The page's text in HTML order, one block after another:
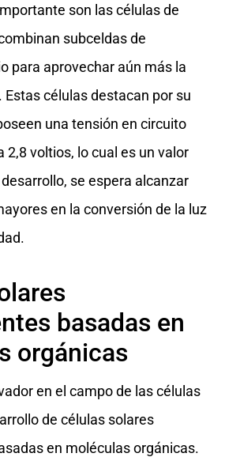
son las células de
subceldas de
para aprovechar aún más la
células destacan por su
una tensión en circuito
2,8 voltios, lo cual es un valor
se espera alcanzar
en la conversión de la luz
basadas en
orgánicas
en el campo de las células
de células solares
en moléculas orgánicas.